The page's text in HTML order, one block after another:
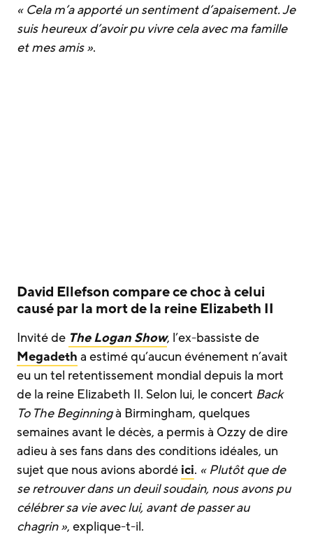
« Cela m’a apporté un sentiment d’apaisement. Je
suis heureux d’avoir pu vivre cela avec ma famille
et mes amis ».
David Ellefson compare ce choc à celui
causé par la mort de la reine Elizabeth II
Invité de The Logan Show, l’ex-bassiste de
Megadeth a estimé qu’aucun événement n’avait
eu un tel retentissement mondial depuis la mort
de la reine Elizabeth II. Selon lui, le concert Back
To The Beginningà Birmingham, quelques
semaines avant le décès, a permis à Ozzy de dire
adieu à ses fans dans des conditions idéales, un
sujet que nous avions abordé ici. « Plutôt que de
se retrouver dans un deuil soudain, nous avons pu
célébrer sa vie avec lui, avant de passer au
chagrin », explique-t-il.